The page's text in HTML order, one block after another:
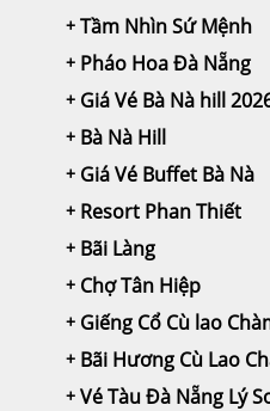
Tầm Nhìn Sứ Mệnh
Pháo Hoa Đà Nẵng
Giá Vé Bà Nà hill
Bà Nà Hill
Giá Vé Buffet Bà Nà
Resort Phan Thiết
Bãi Làng
Chợ Tân Hiệp
Giếng Cổ Cù lao
Bãi Hương Cù Lao
Vé Tàu Đà Nẵng Lý